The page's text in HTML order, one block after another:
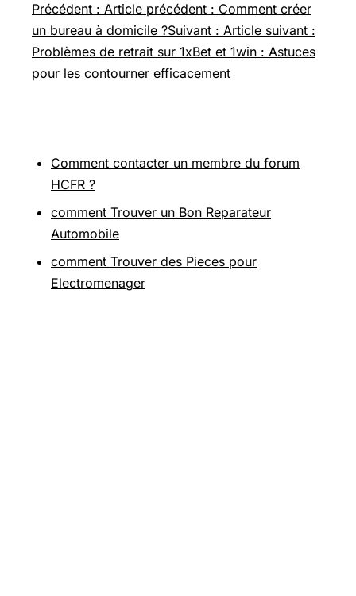
Précédent : Article précédent : Comment créer
un bureau à domicile ?Suivant : Article suivant :
Problèmes de retrait sur 1xBet et 1win : Astuces
pour les contourner efficacement
Comment contacter un membre du forum
HCFR ?
comment Trouver un Bon Reparateur
Automobile
comment Trouver des Pieces pour
Electromenager